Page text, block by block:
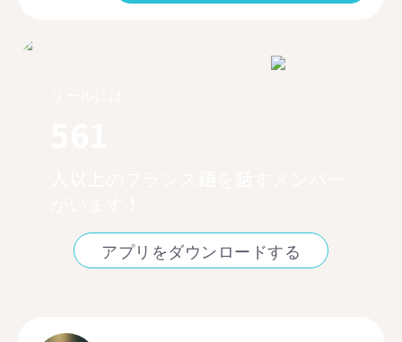
アプリをダウンロードする